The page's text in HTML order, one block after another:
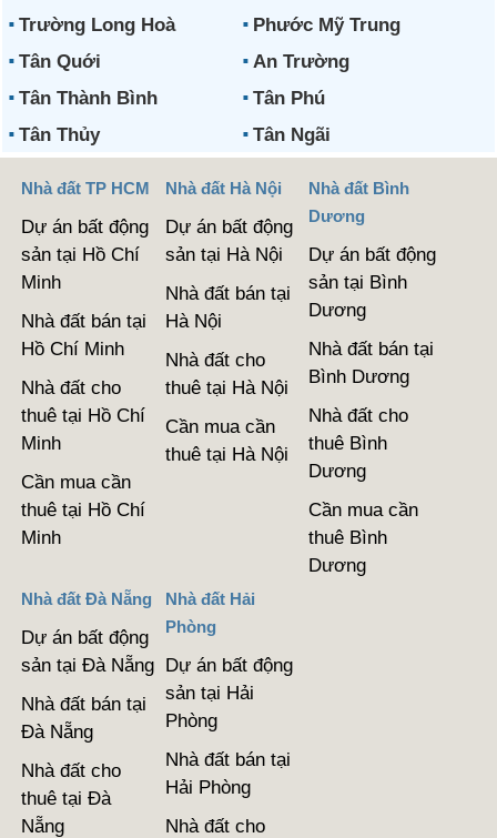
Trường Long Hoà
Phước Mỹ Trung
Tân Quới
An Trường
Tân Thành Bình
Tân Phú
Tân Thủy
Tân Ngãi
Nhà đất TP HCM
Dự án bất động
sản tại Hồ Chí
Minh
Nhà đất bán tại
Hồ Chí Minh
Nhà đất cho
thuê tại Hồ Chí
Minh
Cần mua cần
thuê tại Hồ Chí
Minh
Nhà đất Hà Nội
Dự án bất động
sản tại Hà Nội
Nhà đất bán tại
Hà Nội
Nhà đất cho
thuê tại Hà Nội
Cần mua cần
thuê tại Hà Nội
Nhà đất Bình
Dương
Dự án bất động
sản tại Bình
Dương
Nhà đất bán tại
Bình Dương
Nhà đất cho
thuê Bình
Dương
Cần mua cần
thuê Bình
Dương
Nhà đất Đà Nẵng
Dự án bất động
sản tại Đà Nẵng
Nhà đất bán tại
Đà Nẵng
Nhà đất cho
thuê tại Đà
Nẵng
Nhà đất Hải
Phòng
Dự án bất động
sản tại Hải
Phòng
Nhà đất bán tại
Hải Phòng
Nhà đất cho